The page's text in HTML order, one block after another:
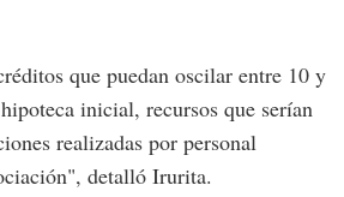
que puedan oscilar entre 10 y
inicial, recursos que serían
realizadas por personal
detalló Irurita.